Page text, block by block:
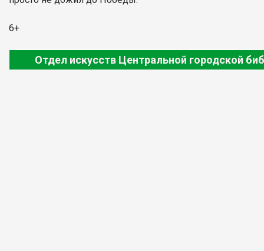
6+
Отдел искусств Центральной городской